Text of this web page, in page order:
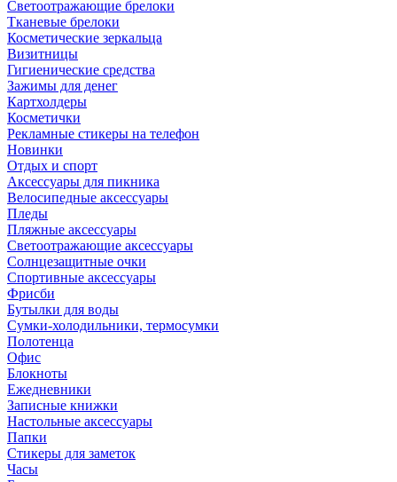
Светоотражающие брелоки
Тканевые брелоки
Косметические зеркальца
Визитницы
Гигиенические средства
Зажимы для денег
Картхолдеры
Косметички
Рекламные стикеры на телефон
Новинки
Отдых и спорт
Аксессуары для пикника
Велосипедные аксессуары
Пледы
Пляжные аксессуары
Светоотражающие аксессуары
Солнцезащитные очки
Спортивные аксессуары
Фрисби
Бутылки для воды
Сумки-холодильники, термосумки
Полотенца
Офис
Блокноты
Ежедневники
Записные книжки
Настольные аксессуары
Папки
Стикеры для заметок
Часы